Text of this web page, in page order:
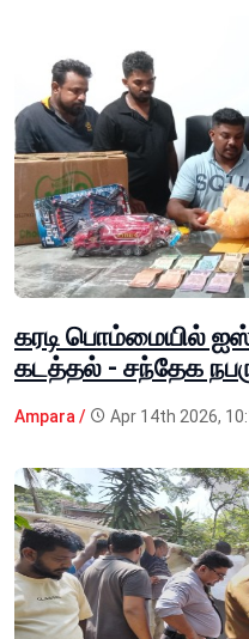
கரடி பொம்மையில்
கடத்தல் - சந்தேக
Ampara / Apr 14th 2026,